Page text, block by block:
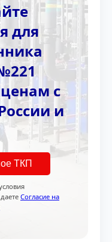
для
с
и
ТКП
Согласие на